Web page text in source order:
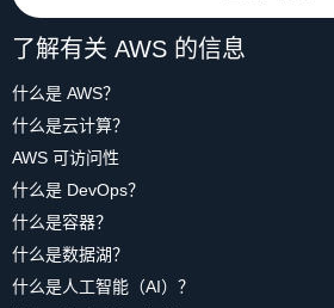
了解有关 AWS 的信息
什么是 AWS？
什么是云计算？
AWS 可访问性
什么是 DevOps？
什么是容器？
什么是数据湖？
什么是人工智能（AI）？